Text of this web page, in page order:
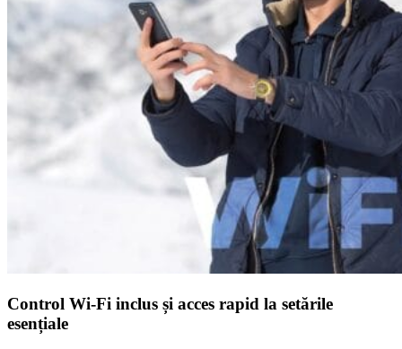
Control Wi-Fi inclus și acces rapid la setările
esențiale